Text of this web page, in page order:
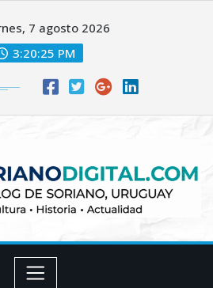
7 agosto 2026
3:20:25 PM